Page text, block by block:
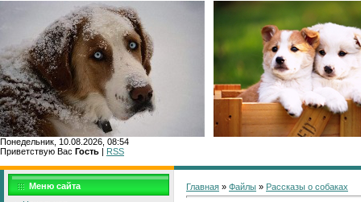
Понедельник, 10.08.2026, 08:54
Приветствую Вас Гость | RSS
Меню сайта
Главная » Файлы » Рассказы о собаках